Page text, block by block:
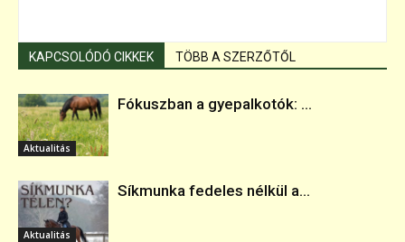
KAPCSOLÓDÓ CIKKEK TÖBB A SZERZŐTŐL
Aktualitás
Fókuszban a gyepalkotók: ...
Aktualitás
Síkmunka fedeles nélkül a...